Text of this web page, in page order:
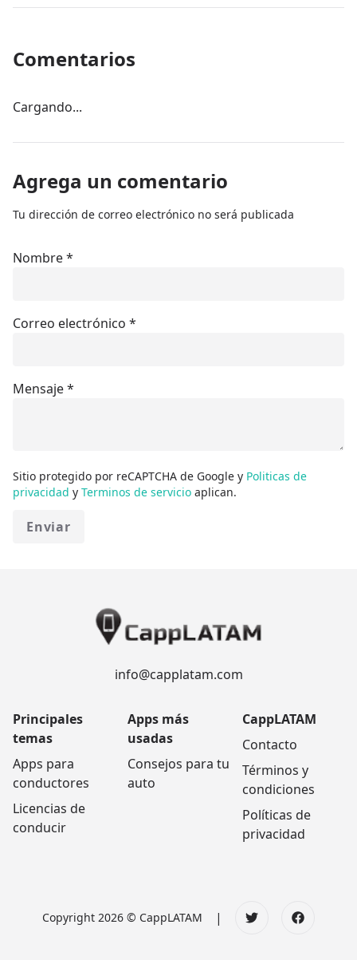
Comentarios
Cargando...
Agrega un comentario
Tu dirección de correo electrónico no será publicada
Nombre*
Correo electrónico *
Mensaje*
Sitio protegido por reCAPTCHA de Google y Politicas de
privacidad y Terminos de servicio aplican.
Enviar
info@capplatam.com
Principales
temas
Apps para
conductores
Licencias de
conducir
Apps más
usadas
Consejos para tu
auto
CappLATAM
Contacto
Términos y
condiciones
Políticas de
privacidad
Copyright 2026 © CappLATAM |